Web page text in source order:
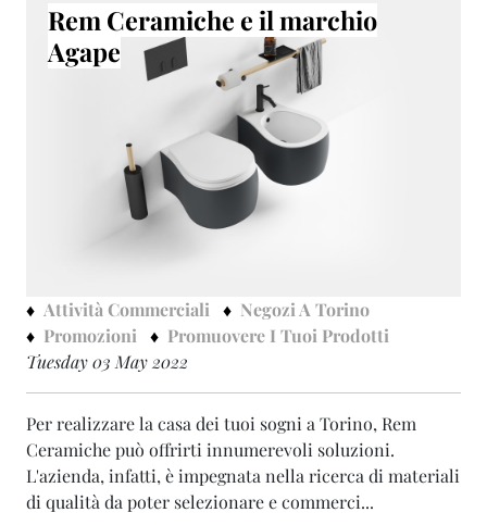
Rem Ceramiche e il marchio
Agape
Attività Commerciali
Negozi A Torino
Promozioni
Promuovere I Tuoi Prodotti
Tuesday 03 May 2022
Per realizzare la casa dei tuoi sogni a Torino, Rem
Ceramiche può offrirti innumerevoli soluzioni.
L'azienda, infatti, è impegnata nella ricerca di materiali
di qualità da poter selezionare e commerci...